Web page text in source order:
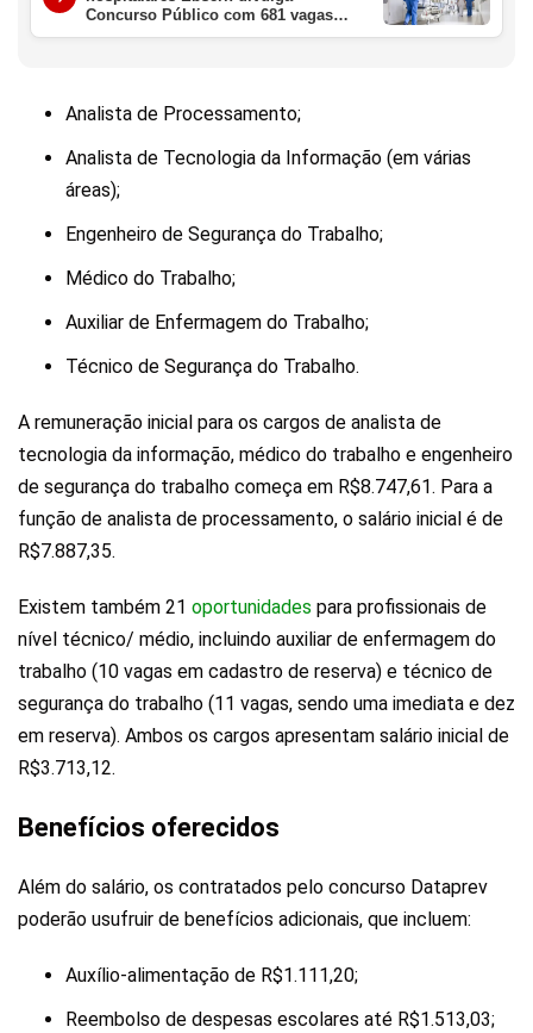
Concurso Público com 681 vagas
para nível médio e superior
Analista de Processamento;
Analista de Tecnologia da Informação (em várias
áreas);
Engenheiro de Segurança do Trabalho;
Médico do Trabalho;
Auxiliar de Enfermagem do Trabalho;
Técnico de Segurança do Trabalho.
A remuneração inicial para os cargos de analista de
tecnologia da informação, médico do trabalho e engenheiro
de segurança do trabalho começa em R$8.747,61. Para a
função de analista de processamento, o salário inicial é de
R$7.887,35.
Existem também 21 oportunidades para profissionais de
nível técnico/ médio, incluindo auxiliar de enfermagem do
trabalho (10 vagas em cadastro de reserva) e técnico de
segurança do trabalho (11 vagas, sendo uma imediata e dez
em reserva). Ambos os cargos apresentam salário inicial de
R$3.713,12.
Benefícios oferecidos
Além do salário, os contratados pelo concurso Dataprev
poderão usufruir de benefícios adicionais, que incluem:
Auxílio-alimentação de R$1.111,20;
Reembolso de despesas escolares até R$1.513,03;